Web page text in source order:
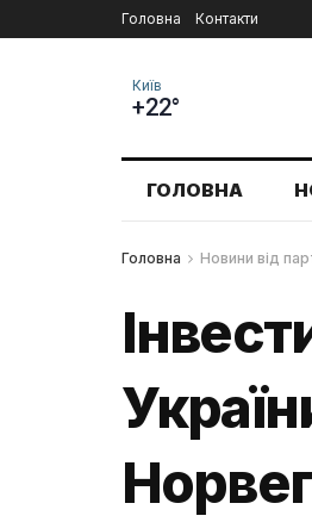
Головна Контакти
Київ
+22°
ГОЛОВНА
Головна Новини від